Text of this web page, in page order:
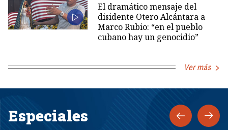
El dramático mensaje del
disidente Otero Alcántara a
Marco Rubio: “en el pueblo
cubano hay un genocidio”
Ver más
Especiales